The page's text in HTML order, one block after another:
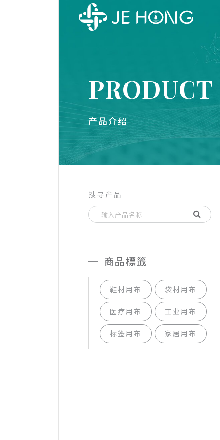
PRODUCT
产品介绍
搜寻产品
商品標籤
鞋材用布 袋材用布
医疗用布 工业用布
标签用布 家居用布